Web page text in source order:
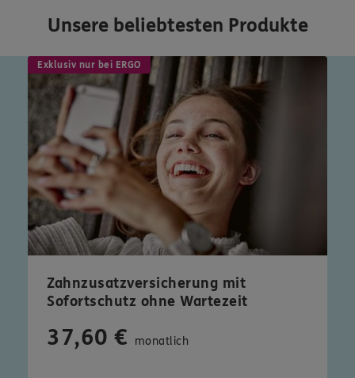
Unsere beliebtesten Produkte
Exklusiv nur bei ERGO
Zahnzusatzversicherung mit
Sofortschutz ohne Wartezeit
37,60 € monatlich